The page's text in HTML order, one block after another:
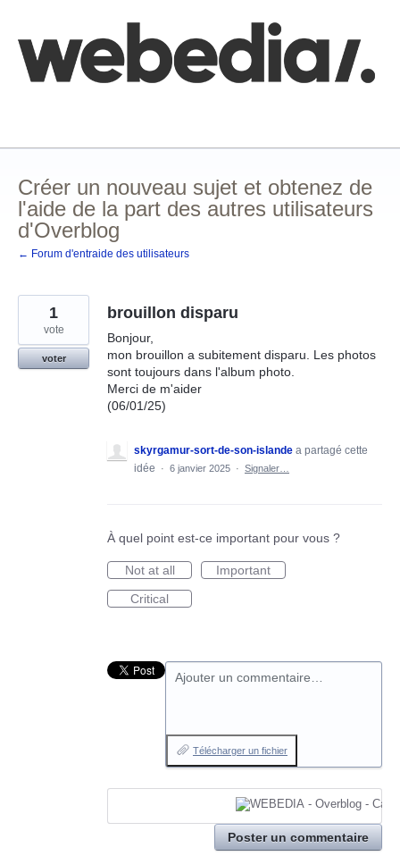
contenu
Créer un nouveau sujet et obtenez de
l'aide de la part des autres utilisateurs
d'Overblog
← Forum d'entraide des utilisateurs
brouillon disparu
Bonjour,
mon brouillon a subitement disparu. Les photos
sont toujours dans l'album photo.
Merci de m'aider
(06/01/25)
1
vote
voter
skyrgamur-sort-de-son-islande a partagé cette
idée
· 6 janvier 2025 · Signaler…
À quel point est-ce important pour vous ?
Not at all
Important
Critical
Ajouter un commentaire…
Télécharger un fichier
Poster un commentaire